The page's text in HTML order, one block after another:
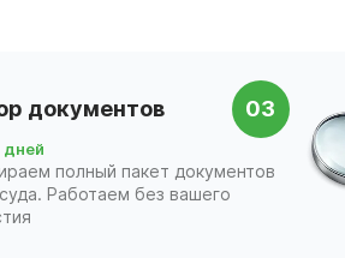
документов 03
дней
полный пакет документов
Работаем без вашего